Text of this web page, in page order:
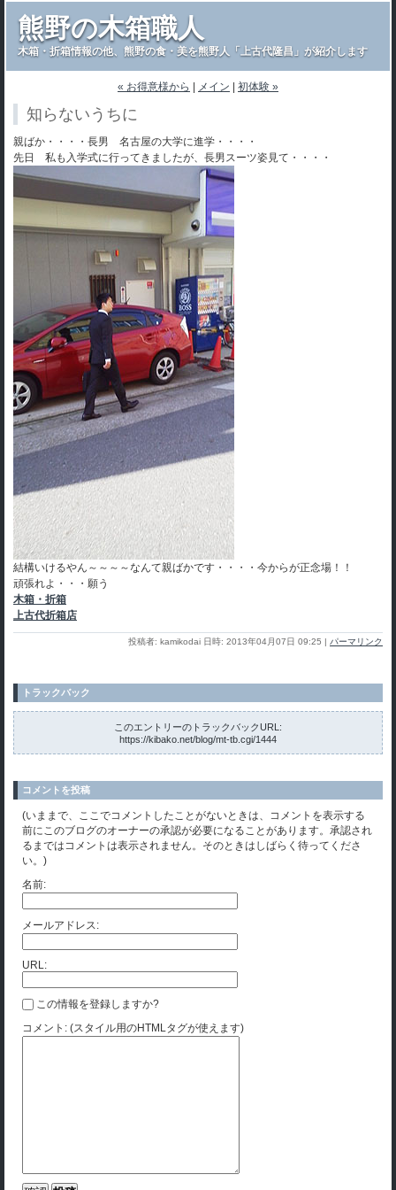
熊野の木箱職人
木箱・折箱情報の他、熊野の食・美を熊野人「上古代隆昌」が紹介します
« お得意様から メイン 初体験 »
知らないうちに
親ばか・・・・長男 名古屋の大学に進学・・・・
先日 私も入学式に行ってきましたが、長男スーツ姿見て・・・・
結構いけるやん～～～～なんて親ばかです・・・・今からが正念場！！
頑張れよ・・・願う
木箱・折箱
上古代折箱店
投稿者: kamikodai 日時: 2013年04月07日 09:25 | パーマリンク
トラックバック
このエントリーのトラックバックURL:
https://kibako.net/blog/mt-tb.cgi/1444
コメントを投稿
(いままで、ここでコメントしたことがないときは、コメントを表示する
前にこのブログのオーナーの承認が必要になることがあります。承認され
るまではコメントは表示されません。そのときはしばらく待ってくださ
い。)
名前:
メールアドレス:
URL:
この情報を登録しますか?
コメント: (スタイル用のHTMLタグが使えます)